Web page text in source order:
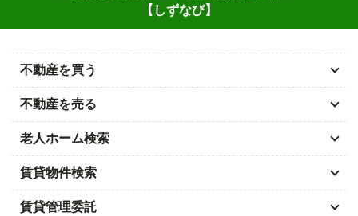
【しずなび】
不動産を買う
不動産を売る
老人ホーム検索
賃貸物件検索
賃貸管理委託